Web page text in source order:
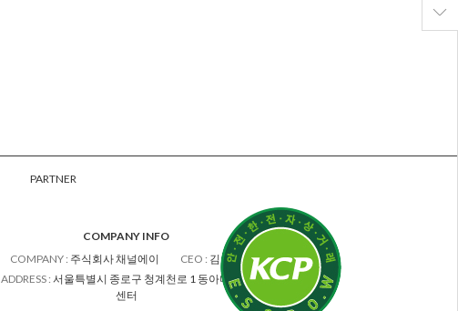
PARTNER
COMPANY INFO
COMPANY : 주식회사 채널에이 CEO : 김차수
ADDRESS: 서울특별시 종로구 청계천로 1 동아미디어
센터